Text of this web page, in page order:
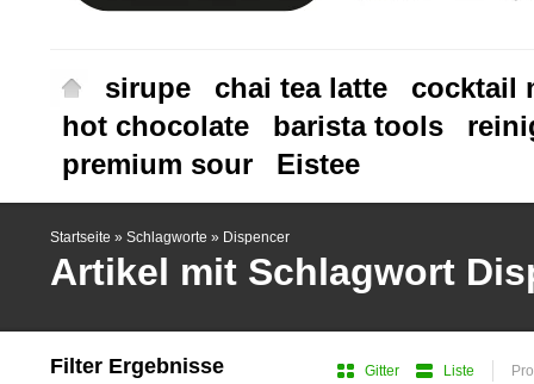
sirupe chai tea latte
cocktail
hot chocolate
barista tools
premium sour
Eistee
Startseite » Schlagworte » Dispencer
Artikel mit Schlagwort
Gitter Liste
Filter Ergebnisse